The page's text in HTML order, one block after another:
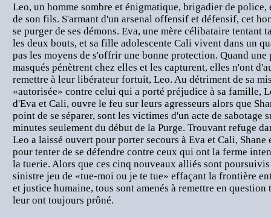
Leo, un homme sombre et énigmatique, brigadier de
de son fils. S'armant d'un arsenal offensif et défensif, cet
se purger de ses démons. Eva, une mère célibataire tentant
les deux bouts, et sa fille adolescente Cali vivent dans un
pas les moyens de s'offrir une bonne protection. Quand une
masqués pénètrent chez elles et les capturent, elles n'ont
remettre à leur libérateur fortuit, Leo. Au détriment de sa
«autorisée» contre celui qui a porté préjudice à sa famille,
d'Eva et Cali, ouvre le feu sur leurs agresseurs alors que
point de se séparer, sont les victimes d'un acte de sabotage
minutes seulement du début de la Purge. Trouvant refuge
Leo a laissé ouvert pour porter secours à Eva et Cali,
pour tenter de se défendre contre ceux qui ont la ferme
la tuerie. Alors que ces cinq nouveaux alliés sont
sinistre jeu de «tue-moi ou je te tue» effaçant la frontière
et justice humaine, tous sont amenés à remettre en
leur ont toujours prôné.